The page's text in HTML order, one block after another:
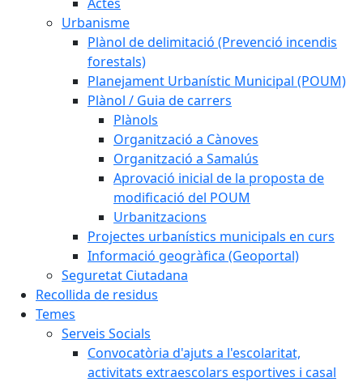
Urbanisme
Plànol de delimitació (Prevenció incendis
forestals)
Planejament Urbanístic Municipal (POUM)
Plànol / Guia de carrers
Plànols
Organització a Cànoves
Organització a Samalús
Aprovació inicial de la proposta de
modificació del POUM
Urbanitzacions
Projectes urbanístics municipals en curs
Informació geogràfica (Geoportal)
Seguretat Ciutadana
Recollida de residus
Temes
Serveis Socials
Convocatòria d'ajuts a l'escolaritat,
activitats extraescolars esportives i casal